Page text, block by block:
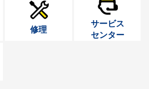
修理
サービス
センター